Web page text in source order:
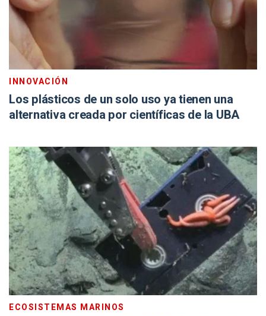
INNOVACIÓN
Los plásticos de un solo uso ya tienen una
alternativa creada por científicas de la UBA
ECOSISTEMAS MARINOS